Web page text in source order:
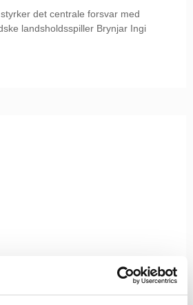
det centrale forsvar med
landsholdsspiller Brynjar Ingi